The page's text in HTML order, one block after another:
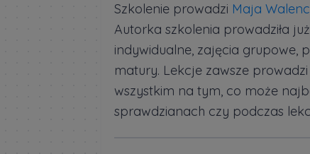
Szkolenie prowadzi Maja
Autorka szkolenia prowadziła
indywidualne, zajęcia grupowe,
matury. Lekcje zawsze
wszystkim na tym, co może
sprawdzianach czy podczas